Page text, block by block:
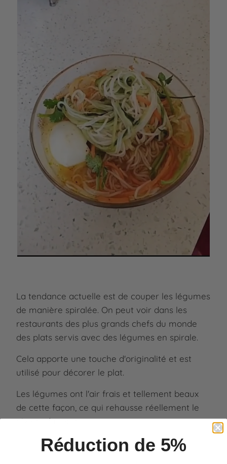
La tendance actuelle est de couper les légumes
de manière spiralée. On peut voir dans les
restaurants des plus grands chefs du monde
des plats servis avec des légumes en spirale.
Cela apporte une touche d'originalité et est
utilisé pour décorer le plat.
Les légumes ont l'air frais et tellement beaux
de cette façon, ce qui rehausse réellement le
niveau du repas.
Réduction de 5%